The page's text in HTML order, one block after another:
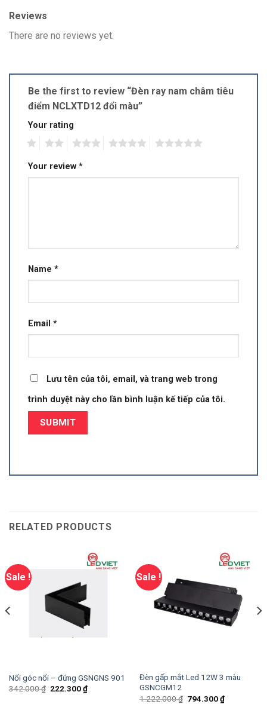
Reviews
There are no reviews yet.
Be the first to review “Đèn ray nam châm tiêu
điểm NCLXTD12 đổi màu”
Your rating
Your review *
Name *
Email *
Lưu tên của tôi, email, và trang web trong
trình duyệt này cho lần bình luận kế tiếp của tôi.
RELATED PRODUCTS
Sale !
Nối góc nổi – đứng GSNGNS 901
342.000₫ 222.300₫
Sale !
Đèn gấp mắt Led 12W 3 màu
GSNCGM12
1.222.000₫ 794.300₫